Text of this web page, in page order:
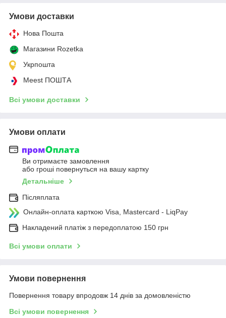
Умови доставки
Нова Пошта
Магазини Rozetka
Укрпошта
Meest ПОШТА
Всі умови доставки
Умови оплати
Ви отримаєте замовлення
або гроші повернуться на вашу картку
Детальніше
Післяплата
Онлайн-оплата карткою Visa, Mastercard - LiqPay
Накладений платіж з передоплатою 150 грн
Всі умови оплати
Умови повернення
Повернення товару впродовж 14 днів за домовленістю
Всі умови повернення